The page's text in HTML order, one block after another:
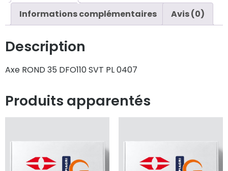
Informations complémentaires
Avis (0)
Description
Axe ROND 35 DFO110 SVT PL 0407
Produits apparentés